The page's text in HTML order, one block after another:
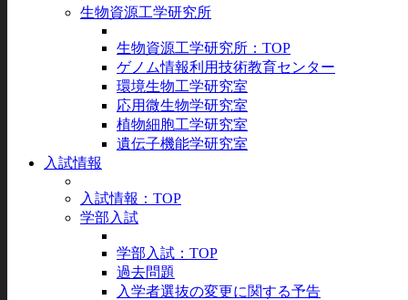
生物資源工学研究所
生物資源工学研究所：TOP
ゲノム情報利用技術教育センター
環境生物工学研究室
応用微生物学研究室
植物細胞工学研究室
遺伝子機能学研究室
入試情報
入試情報：TOP
学部入試
学部入試：TOP
過去問題
入学者選抜の変更に関する予告